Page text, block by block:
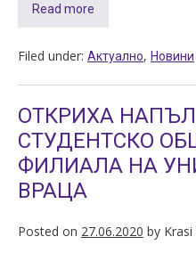
Read more
Filed under: Актуално, Новини
ОТКРИХА
СТУДЕНТСКО
ФИЛИАЛА НА
ВРАЦА
Posted on 27.06.2020 by